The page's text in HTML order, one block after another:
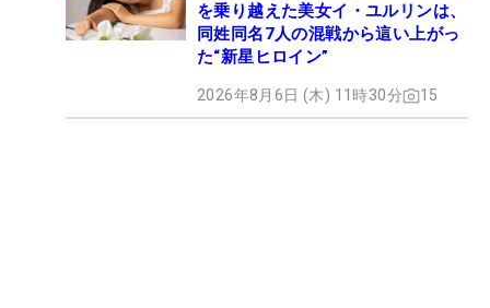
を乗り越えた美女イ・ユルリンは、
同姓同名7人の混戦から這い上がっ
た“新星ヒロイン”
2026年8月6日 (木) 11時30分 15